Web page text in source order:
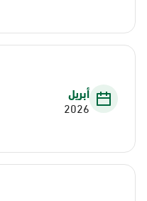
أبريل
2026